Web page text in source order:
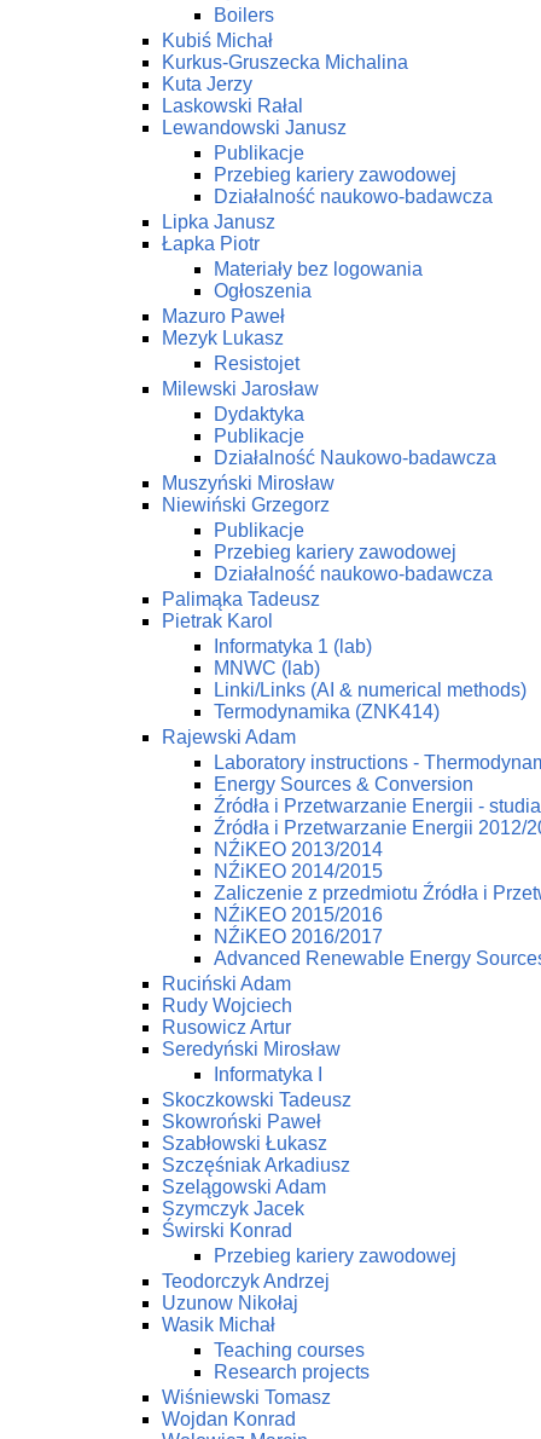
Boilers
Kubiś Michał
Kurkus-Gruszecka Michalina
Kuta Jerzy
Laskowski Rałal
Lewandowski Janusz
Publikacje
Przebieg kariery zawodowej
Działalność naukowo-badawcza
Lipka Janusz
Łapka Piotr
Materiały bez logowania
Ogłoszenia
Mazuro Paweł
Mezyk Lukasz
Resistojet
Milewski Jarosław
Dydaktyka
Publikacje
Działalność Naukowo-badawcza
Muszyński Mirosław
Niewiński Grzegorz
Publikacje
Przebieg kariery zawodowej
Działalność naukowo-badawcza
Palimąka Tadeusz
Pietrak Karol
Informatyka 1 (lab)
MNWC (lab)
Linki/Links (AI & numerical methods)
Termodynamika (ZNK414)
Rajewski Adam
Laboratory instructions -
Energy Sources & Conversion
Źródła i Przetwarzanie Energii -
Źródła i Przetwarzanie Energii 2012/
NŹiKEO 2013/2014
NŹiKEO 2014/2015
Zaliczenie z przedmiotu Źródła i
NŹiKEO 2015/2016
NŹiKEO 2016/2017
Advanced Renewable Energy
Ruciński Adam
Rudy Wojciech
Rusowicz Artur
Seredyński Mirosław
Informatyka I
Skoczkowski Tadeusz
Skowroński Paweł
Szabłowski Łukasz
Szczęśniak Arkadiusz
Szelągowski Adam
Szymczyk Jacek
Świrski Konrad
Przebieg kariery zawodowej
Teodorczyk Andrzej
Uzunow Nikołaj
Wasik Michał
Teaching courses
Research projects
Wiśniewski Tomasz
Wojdan Konrad